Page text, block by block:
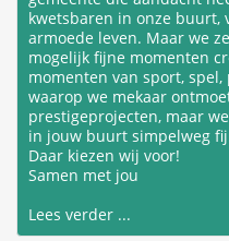
kwetsbaren in onze buurt,
armoede leven. Maar we
mogelijk fijne momenten
momenten van sport,
waarop we mekaar
prestigeprojecten, maar
in jouw buurt simpelweg
Daar kiezen wij voor!
Samen met jou
Lees verder ...